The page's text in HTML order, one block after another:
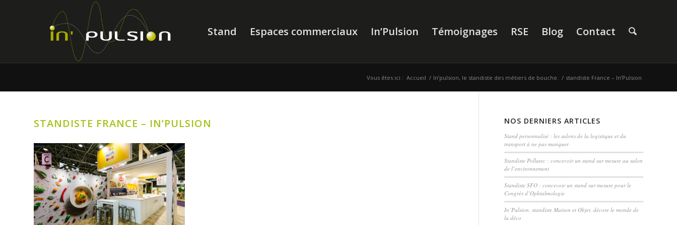
Stand Espaces commerciaux In’Pulsion Témoignages RSE Blog Contact
Vous êtes ici : Accueil / In’pulsion, le standiste des métiers de bouche. / standiste France – In’Pulsion
STANDISTE FRANCE – IN’PULSION NOS DERNIERS ARTICLES
Stand personnalisé : les salons de la logistique et du
transport à ne pas manquer
Standiste Pollutec : concevoir un stand sur mesure au salon
de l’environnement
Standiste SFO : concevoir un stand sur mesure pour le
Congrès d’Ophtalmologie
In’Pulsion, standiste Maison et Objet, décore le monde de
la déco